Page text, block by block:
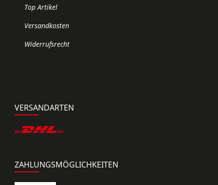
Top Artikel
Versandkosten
Widerrufsrecht
VERSANDARTEN
ZAHLUNGSMÖGLICHKEITEN